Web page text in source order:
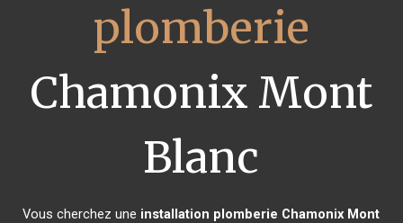
plomberie
Chamonix Mont
Blanc
Vous cherchez une installation plomberie Chamonix Mont